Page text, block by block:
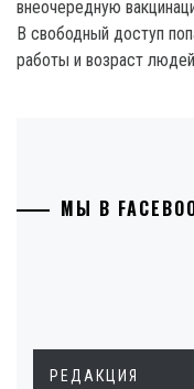
внеочередную
В свободный доступ
работы и возраст
МЫ В
РЕДАКЦИЯ